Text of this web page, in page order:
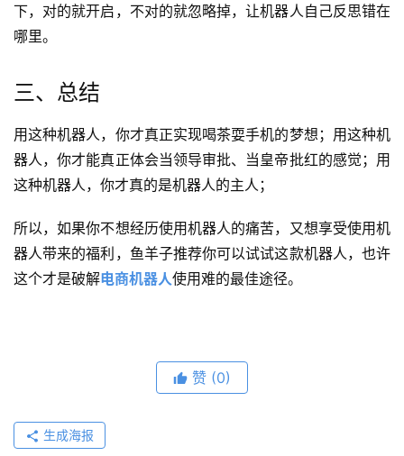
下，对的就开启，不对的就忽略掉，让机器人自己反思错在
哪里。
三、总结
用这种机器人，你才真正实现喝茶耍手机的梦想；用这种机
器人，你才能真正体会当领导审批、当皇帝批红的感觉；用
这种机器人，你才真的是机器人的主人；
所以，如果你不想经历使用机器人的痛苦，又想享受使用机
器人带来的福利，鱼羊子推荐你可以试试这款机器人，也许
这个才是破解电商机器人使用难的最佳途径。
赞 (0)
生成海报